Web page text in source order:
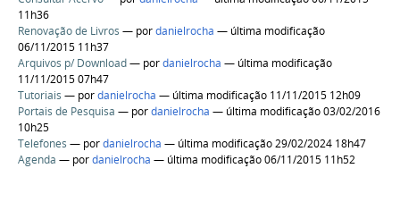
11h36
Renovação de Livros — pordanielrocha — última modificação
06/11/2015 11h37
Arquivos p/ Download— pordanielrocha — última modificação
11/11/2015 07h47
Tutoriais — pordanielrocha — última modificação 11/11/2015 12h09
Portais de Pesquisa — pordanielrocha — última modificação 03/02/2016
10h25
Telefones — pordanielrocha — última modificação 29/02/2024 18h47
Agenda — pordanielrocha — última modificação 06/11/2015 11h52